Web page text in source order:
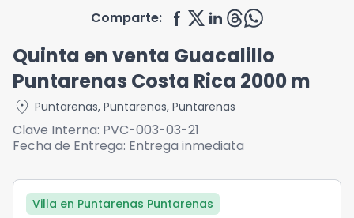
Comparte:
Quinta en venta Guacalillo
Puntarenas Costa Rica 2000 m
location_on Puntarenas, Puntarenas, Puntarenas
Clave Interna: PVC-003-03-21
Fecha de Entrega: Entrega inmediata
Villa en Puntarenas Puntarenas